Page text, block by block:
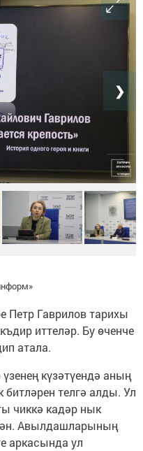
❯
Петр Гаврилов тарихы
иттеләр. Бу өченче
атала.
күзәтүендә аның
телгә алды. Ул
чиккә кадәр нык
Авылдашларының
аркасында ул